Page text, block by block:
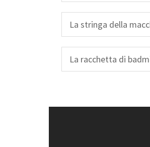
La stringa della
La racchetta di